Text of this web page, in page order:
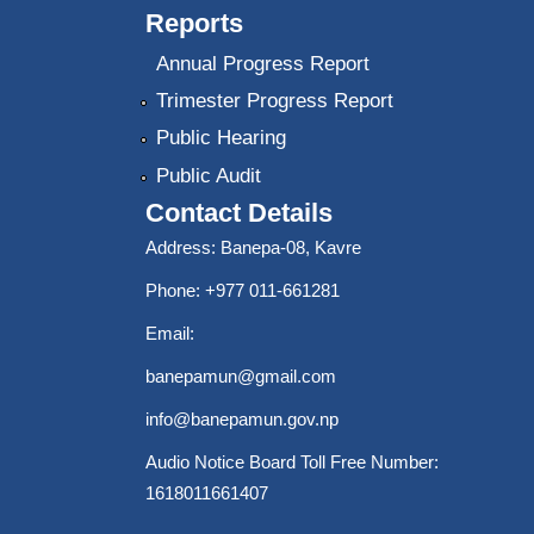
Reports
Annual Progress Report
Trimester Progress Report
Public Hearing
Public Audit
Contact Details
Address: Banepa-08, Kavre
Phone: +977 011-661281
Email:
banepamun@gmail.com
info@banepamun.gov.np
Audio Notice Board Toll Free Number:
1618011661407